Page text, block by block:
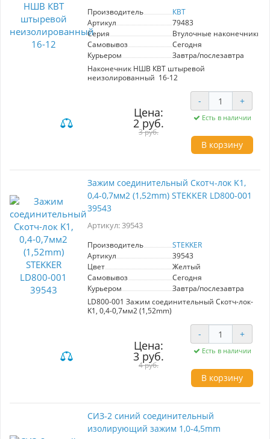
Производитель
КВТ
Артикул
79483
Серия
Втулочные наконечники
Самовывоз
Сегодня
Курьером
Завтра/послезавтра
Наконечник НШВ КВТ штыревой
неизолированный 16-12
Цена:
2 руб.
3 руб.
- +
Есть в наличии
В корзину
Зажим соединительный Скотч-лок K1,
0,4-0,7мм2 (1,52mm) STEKKER LD800-001
39543
Артикул: 39543
Производитель
STEKKER
Артикул
39543
Цвет
Желтый
Самовывоз
Сегодня
Курьером
Завтра/послезавтра
LD800-001 Зажим соединительный Скотч-лок-
K1, 0,4-0,7мм2 (1,52mm)
Цена:
3 руб.
4 руб.
- +
Есть в наличии
В корзину
CИЗ-2 синий соединительный
изолирующий зажим 1,0-4,5mm